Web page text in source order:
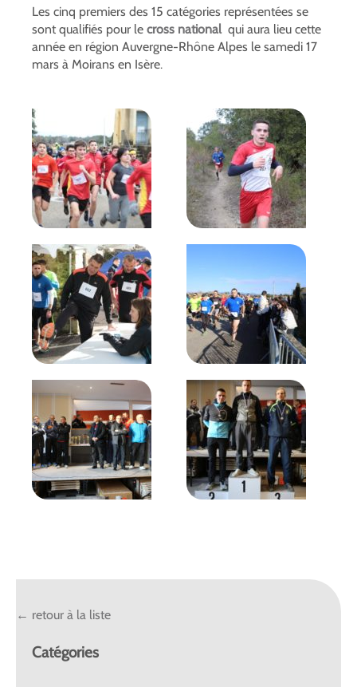
Les cinq premiers des 15 catégories représentées se
sont qualifiés pour le cross national qui aura lieu cette
année en région Auvergne-Rhône Alpes le samedi 17
mars à Moirans en Isère.
← retour à la liste
Catégories